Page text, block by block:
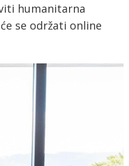
humanitarna
se održati online